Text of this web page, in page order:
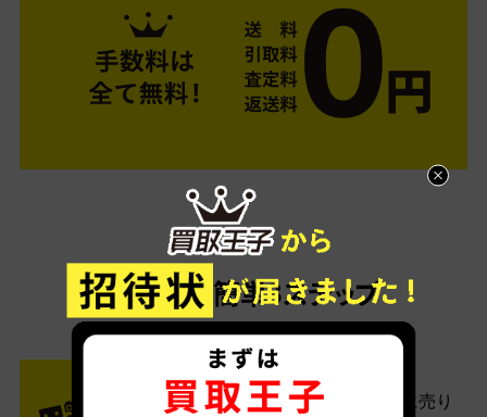
ご利用は簡単3ステップ
- FLOW -
STEP1 お申込み・梱包
ネットでお申込みしたら、箱に売り